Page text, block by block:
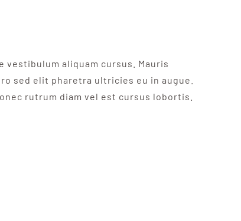
aliquam cursus. Mauris
sed elit pharetra ultricies eu in augue.
rutrum diam vel est cursus lobortis.